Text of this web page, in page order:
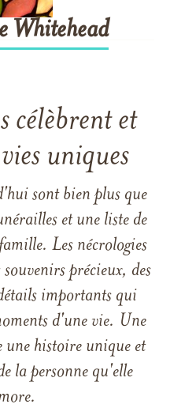
Whitehead
célèbrent et
uniques
sont bien plus que
et une liste de
Les nécrologies
précieux, des
importants qui
d'une vie. Une
une histoire unique et
la personne qu'elle